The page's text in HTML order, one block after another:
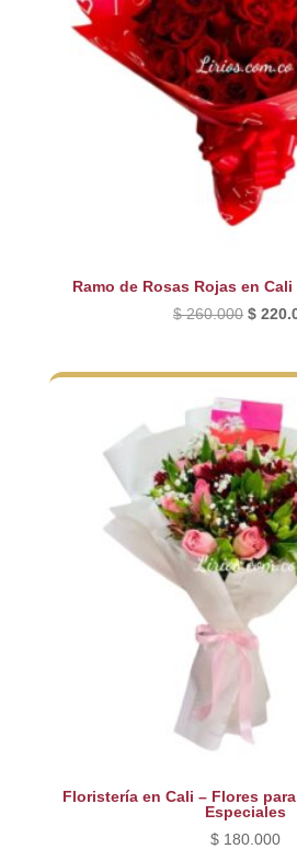
Ramo de Rosas Rojas en
$260.000 El
$
$
Floristería en Cali – Flores
Especiales
$180.000